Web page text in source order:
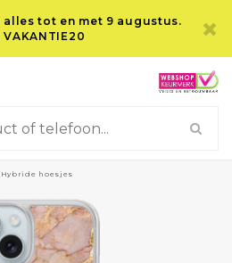
tot en met 9 augustus.
VAKANTIE20
Hybride hoesjes